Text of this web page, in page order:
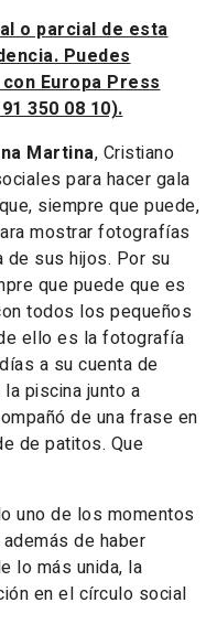
o parcial de esta
Puedes
Europa Press
350 08 10).
Martina, Cristiano
para hacer gala
siempre que puede,
mostrar fotografías
de sus hijos. Por su
que puede que es
todos los pequeños
ello es la fotografía
a su cuenta de
piscina junto a
de una frase en
de patitos. Que
uno de los momentos
de haber
lo más unida, la
en el círculo social